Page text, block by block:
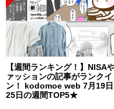
【週間ランキング！】NISA
ァッションの記事がランクイ
ン！ kodomoe web 7月19日
25日の週間TOP5★